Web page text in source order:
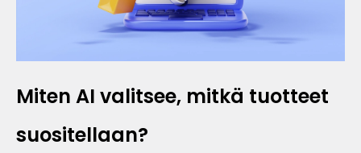
Miten AI valitsee, mitkä tuotteet
suositellaan?